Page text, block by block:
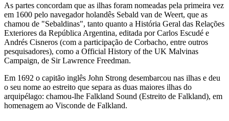
As partes concordam que as ilhas foram nomeadas pela primeira vez
em 1600 pelo navegador holandês Sebald van de Weert, que as
chamou de "Sebaldinas", tanto quanto a História Geral das Relações
Exteriores da República Argentina, editada por Carlos Escudé e
Andrés Cisneros (com a participação de Corbacho, entre outros
pesquisadores), como a Official History of the UK Malvinas
Campaign, de Sir Lawrence Freedman.
Em 1692 o capitão inglês John Strong desembarcou nas ilhas e deu
o seu nome ao estreito que separa as duas maiores ilhas do
arquipélago: chamou-lhe Falkland Sound (Estreito de Falkland), em
homenagem ao Visconde de Falkland.